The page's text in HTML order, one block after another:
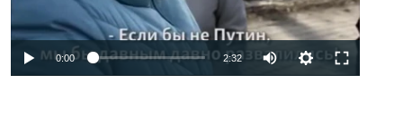
0:00 2:32